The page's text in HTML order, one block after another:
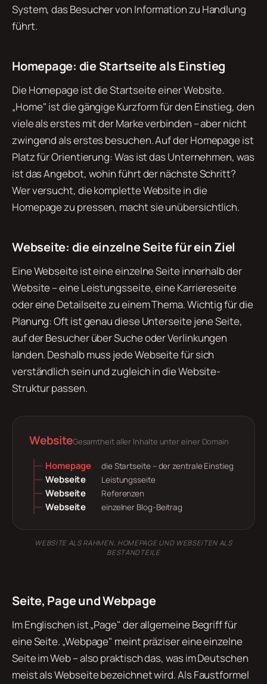
System, das Besucher von Information zu Handlung
führt.
Homepage: die Startseite als Einstieg
Die Homepage ist die Startseite einer Website.
„Home" ist die gängige Kurzform für den Einstieg, den
viele als erstes mit der Marke verbinden – aber nicht
zwingend als erstes besuchen. Auf der Homepage ist
Platz für Orientierung: Was ist das Unternehmen, was
ist das Angebot, wohin führt der nächste Schritt?
Wer versucht, die komplette Website in die
Homepage zu pressen, macht sie unübersichtlich.
Webseite: die einzelne Seite für ein Ziel
Eine Webseite ist eine einzelne Seite innerhalb der
Website – eine Leistungsseite, eine Karriereseite
oder eine Detailseite zu einem Thema. Wichtig für die
Planung: Oft ist genau diese Unterseite jene Seite,
auf der Besucher über Suche oder Verlinkungen
landen. Deshalb muss jede Webseite für sich
verständlich sein und zugleich in die Website-
Struktur passen.
WebsiteGesamtheit aller Inhalte unter einer Domain
Homepage die Startseite – der zentrale Einstieg
Webseite Leistungsseite
Webseite Referenzen
Webseite einzelner Blog-Beitrag
WEBSITE ALS RAHMEN, HOMEPAGE UND WEBSEITEN ALS
BESTANDTEILE
Seite, Page und Webpage
Im Englischen ist „Page" der allgemeine Begriff für
eine Seite. „Webpage" meint präziser eine einzelne
Seite im Web – also praktisch das, was im Deutschen
meist als Webseite bezeichnet wird. Als Faustformel